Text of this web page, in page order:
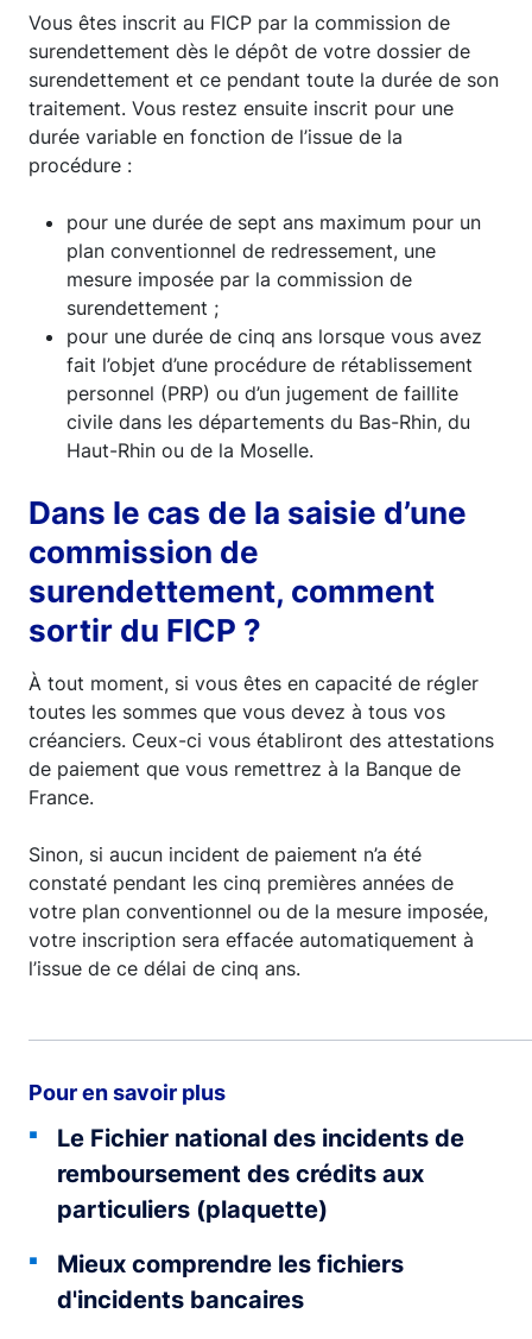
Vous êtes inscrit au FICP par la commission de
surendettement dès le dépôt de votre dossier de
surendettement et ce pendant toute la durée de son
traitement. Vous restez ensuite inscrit pour une
durée variable en fonction de l’issue de la
procédure :
pour une durée de sept ans maximum pour un
plan conventionnel de redressement, une
mesure imposée par la commission de
surendettement ;
pour une durée de cinq ans lorsque vous avez
fait l’objet d’une procédure de rétablissement
personnel (PRP) ou d’un jugement de faillite
civile dans les départements du Bas-Rhin, du
Haut-Rhin ou de la Moselle.
Dans le cas de la saisie d’une
commission de
surendettement, comment
sortir du FICP ?
À tout moment, si vous êtes en capacité de régler
toutes les sommes que vous devez à tous vos
créanciers. Ceux-ci vous établiront des attestations
de paiement que vous remettrez à la Banque de
France.
Sinon, si aucun incident de paiement n’a été
constaté pendant les cinq premières années de
votre plan conventionnel ou de la mesure imposée,
votre inscription sera effacée automatiquement à
l’issue de ce délai de cinq ans.
Pour en savoir plus
Le Fichier national des incidents de
remboursement des crédits aux
particuliers (plaquette)
Mieux comprendre les fichiers
d'incidents bancaires